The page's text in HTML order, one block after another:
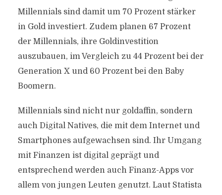
Millennials sind damit um 70 Prozent stärker
in Gold investiert. Zudem planen 67 Prozent
der Millennials, ihre Goldinvestition
auszubauen, im Vergleich zu 44 Prozent bei der
Generation X und 60 Prozent bei den Baby
Boomern.
Millennials sind nicht nur goldaffin, sondern
auch Digital Natives, die mit dem Internet und
Smartphones aufgewachsen sind. Ihr Umgang
mit Finanzen ist digital geprägt und
entsprechend werden auch Finanz-Apps vor
allem von jungen Leuten genutzt. Laut Statista